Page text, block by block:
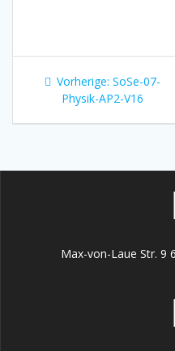
Vorherige: Vorheriger
Beitrag:
SoSe-07-
Physik-AP2-V16
Max-von-Laue Str. 9